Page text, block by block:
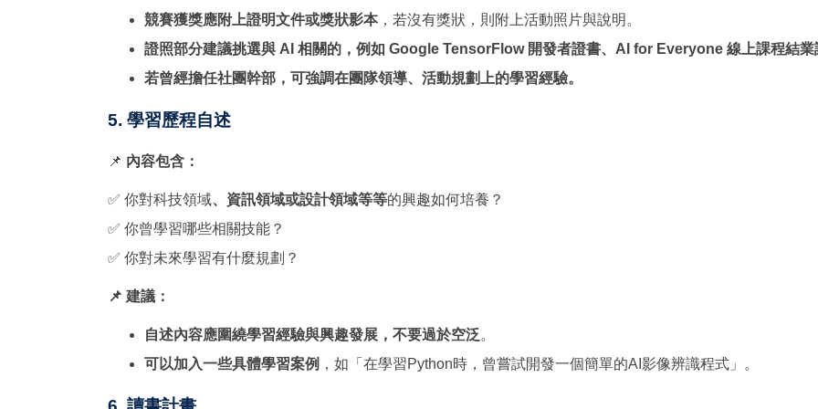
競賽獲獎應附上證明文件或獎狀影本，若沒有獎狀，則附上活動照片與說明。
證照部分建議挑選與 AI 相關的，例如 Google TensorFlow 開發者證書、AI for Everyone 線上課程結業
若曾經擔任社團幹部，可強調在團隊領導、活動規劃上的學習經驗。
5. 學習歷程自述
📌 內容包含：
✅ 你對科技領域、資訊領域或設計領域等等的興趣如何培養？
✅ 你曾學習哪些相關技能？
✅ 你對未來學習有什麼規劃？
📌 建議：
自述內容應圍繞學習經驗與興趣發展，不要過於空泛。
可以加入一些具體學習案例 ，如「在學習Python時，曾嘗試開發一個簡單的AI影像辨識程式」。